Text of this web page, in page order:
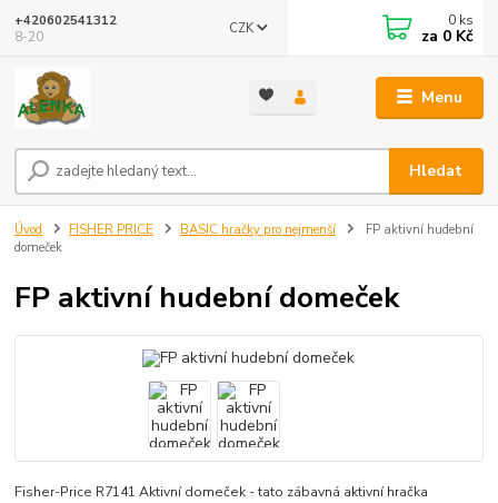
Menu
CZK
Hledat
+420602541312
8-20
0 ks
za 0 Kč
Úvod FISHER PRICE BASIC hračky pro nejmenší
FP aktivní hudební
domeček
FP aktivní hudební domeček
Fisher-Price R7141 Aktivní domeček - tato zábavná aktivní hračka